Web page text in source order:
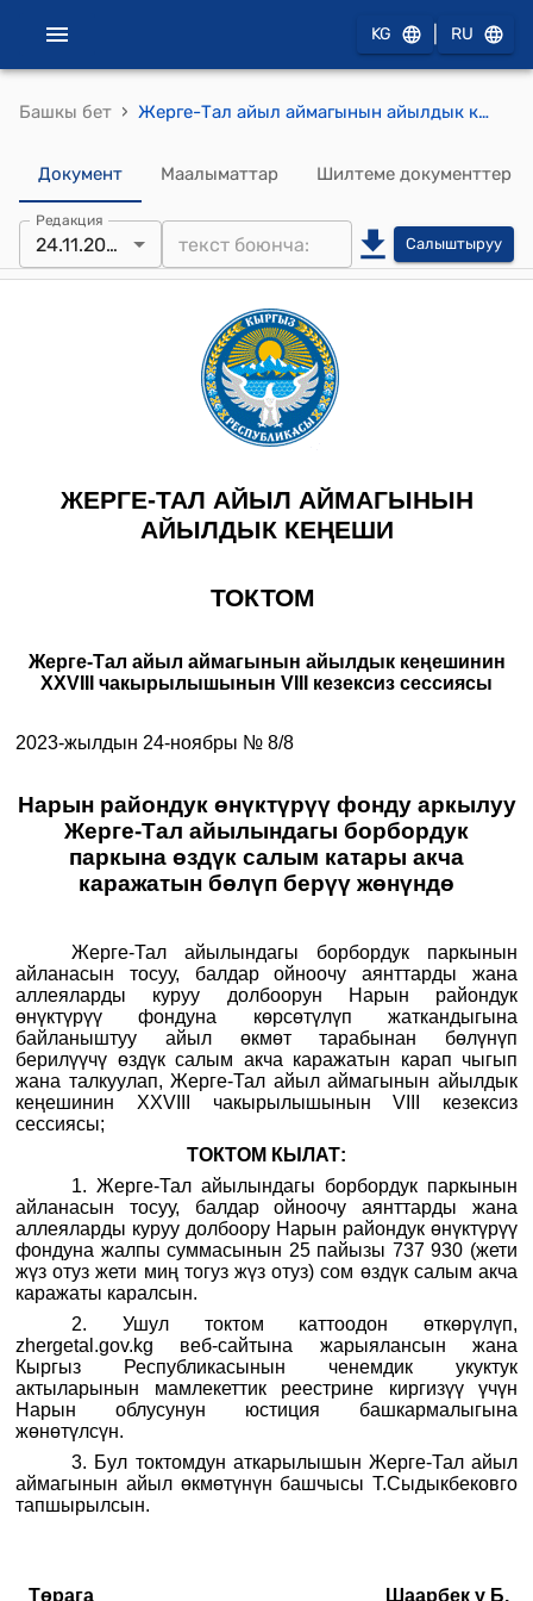
KG RU
Башкы бет › Жерге-Тал айыл аймагынын айылдык кеңешинин 2023-жылдын 24-ноябрындагы № 8/8 "Нарын райондук өнүктүрүү фонду аркылуу Жерге-Тал айылындагы борбордук паркына өздүк салым катары акча каражатын бөлүп берүү жөнүндө" токтому
Документ Маалыматтар Шилтеме документтер
Редакция
24.11.2023 Салыштыруу